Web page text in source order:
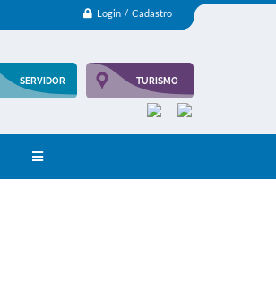
Login / Cadastro
SERVIDOR TURISMO